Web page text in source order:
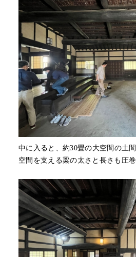
中に入ると、約30畳の大空間の土
空間を支える梁の太さと長さも圧巻